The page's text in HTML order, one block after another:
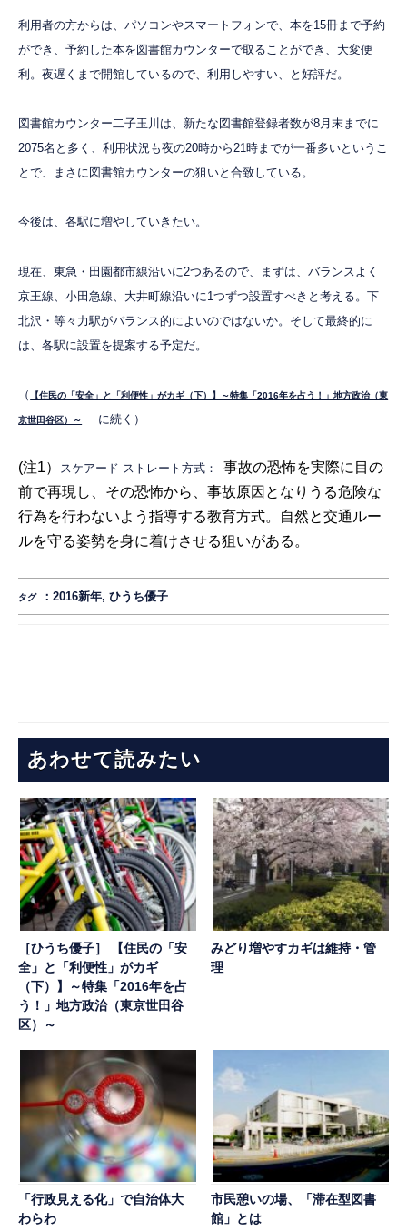
利用者の方からは、パソコンやスマートフォンで、本を15冊まで予約
ができ、予約した本を図書館カウンターで取ることができ、大変便
利。夜遅くまで開館しているので、利用しやすい、と好評だ。
図書館カウンター二子玉川は、新たな図書館登録者数が8月末までに
2075名と多く、利用状況も夜の20時から21時までが一番多いというこ
とで、まさに図書館カウンターの狙いと合致している。
今後は、各駅に増やしていきたい。
現在、東急・田園都市線沿いに2つあるので、まずは、バランスよく
京王線、小田急線、大井町線沿いに1つずつ設置すべきと考える。下
北沢・等々力駅がバランス的によいのではないか。そして最終的に
は、各駅に設置を提案する予定だ。
（ 【住民の「安全」と「利便性」がカギ（下）】～特集「2016年を占う！」地方政治（東
京世田谷区）～ に続く）
(注1） スケアード ストレート方式：
事故の恐怖を実際に目の
前で再現し、その恐怖から、事故原因となりうる危険な
行為を行わないよう指導する教育方式。自然と交通ルー
ルを守る姿勢を身に着けさせる狙いがある。
タグ ：2016新年,ひうち優子
あわせて読みたい
［ひうち優子］ 【住民の「安
全」と「利便性」がカギ
（下）】～特集「2016年を占
う！」地方政治（東京世田谷
区）～
みどり増やすカギは維持・管
理
「行政見える化」で自治体大
わらわ
市民憩いの場、「滞在型図書
館」とは